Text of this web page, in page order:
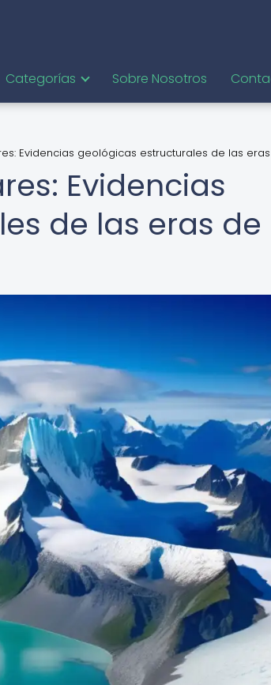
Categorías Sobre Nosotros
Evidencias geológicas estructurales de las
Evidencias
de las eras de